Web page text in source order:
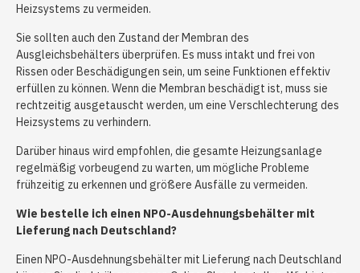
Heizsystems zu vermeiden.
Sie sollten auch den Zustand der Membran des
Ausgleichsbehälters überprüfen. Es muss intakt und frei von
Rissen oder Beschädigungen sein, um seine Funktionen effektiv
erfüllen zu können. Wenn die Membran beschädigt ist, muss sie
rechtzeitig ausgetauscht werden, um eine Verschlechterung des
Heizsystems zu verhindern.
Darüber hinaus wird empfohlen, die gesamte Heizungsanlage
regelmäßig vorbeugend zu warten, um mögliche Probleme
frühzeitig zu erkennen und größere Ausfälle zu vermeiden.
Wie bestelle ich einen NPO-Ausdehnungsbehälter mit
Lieferung nach Deutschland?
Einen NPO-Ausdehnungsbehälter mit Lieferung nach Deutschland